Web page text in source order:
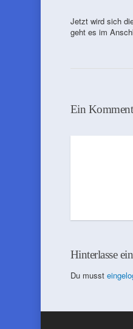
Jetzt wird sich
geht es im
Ein
Hinterlasse
Du musst